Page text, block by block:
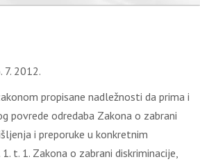
7. 2012.
propisane nadležnosti da prima i
povrede odredaba Zakona o zabrani
i preporuke u konkretnim
t. 1. Zakona o zabrani diskriminacije,